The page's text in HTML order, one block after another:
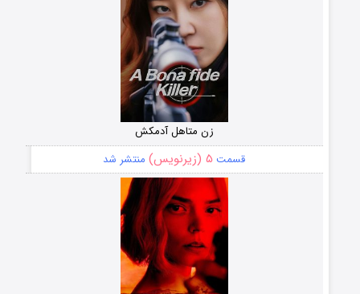
زن متاهل آدمکش
قسمت ۵ (زیرنویس) منتشر شد